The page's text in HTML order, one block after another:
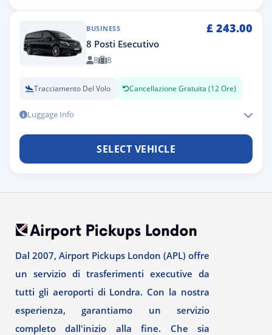
BUSINESS £ 243.00
8 Posti Esecutivo
8 8
Tracciamento Del Volo Cancellazione Gratuita (12 Ore)
Luggage Info
SELECT VEHICLE
Dal 2007, Airport Pickups London (APL) offre
un servizio di trasferimenti executive da
tutti gli aeroporti di Londra. Con la nostra
esperienza, garantiamo un servizio
completo dall'inizio alla fine. Che sia